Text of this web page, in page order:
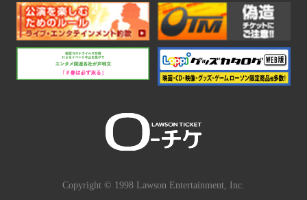
Copyright © 1998 Lawson Entertainment, Inc.